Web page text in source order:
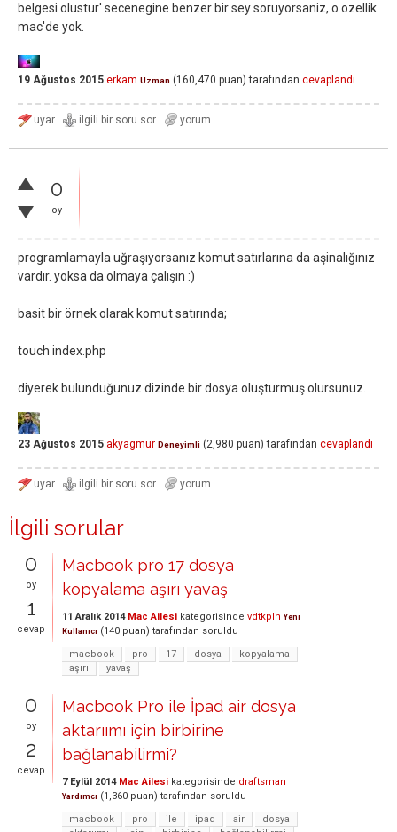
belgesi olustur' secenegine benzer bir sey soruyorsaniz, o ozellik
mac'de yok.
19 Ağustos 2015 erkam Uzman (160,470 puan) tarafından cevaplandı
0
oy
programlamayla uğraşıyorsanız komut satırlarına da aşinalığınız
vardır. yoksa da olmaya çalışın :)
basit bir örnek olarak komut satırında;
touch index.php
diyerek bulunduğunuz dizinde bir dosya oluşturmuş olursunuz.
23 Ağustos 2015 akyagmur Deneyimli (2,980 puan) tarafından cevaplandı
İlgili sorular
0
oy
1
cevap
Macbook pro 17 dosya
kopyalama aşırı yavaş
11 Aralık 2014 Mac Ailesi kategorisinde vdtkpln Yeni
Kullanıcı (140 puan) tarafından soruldu
macbook
pro 17 dosya
kopyalama
aşırı
yavaş
0
oy
2
cevap
Macbook Pro ile İpad air dosya
aktarıımı için birbirine
bağlanabilirmi?
7 Eylül 2014 Mac Ailesi kategorisinde draftsman
Yardımcı (1,360 puan) tarafından soruldu
macbook
pro ile ipad air
dosya